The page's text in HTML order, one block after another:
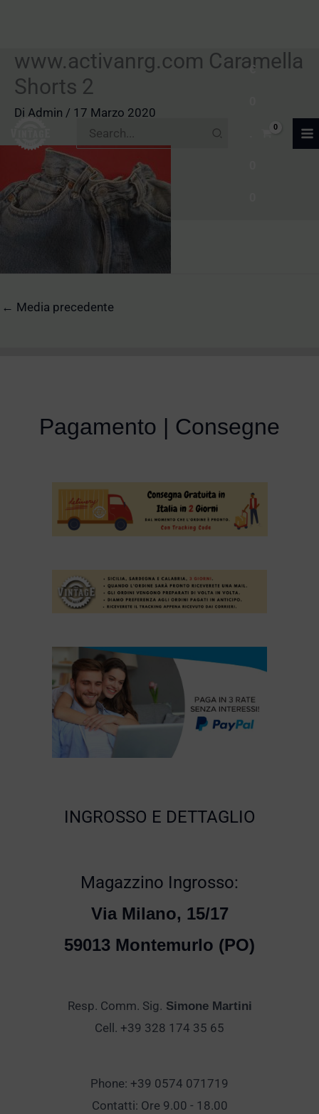
Vai
per:
€
www.activanrg.com Caramella
Shorts 2
Di Admin / 17 Marzo 2020
← Media precedente
Pagamento | Consegne
INGROSSO E DETTAGLIO
Magazzino Ingrosso:
Via Milano, 15/17
59013 Montemurlo (PO)
Resp. Comm. Sig. Simone Martini
Cell. +39 328 174 35 65
Phone: +39 0574 071719
Contatti: Ore 9.00 - 18.00